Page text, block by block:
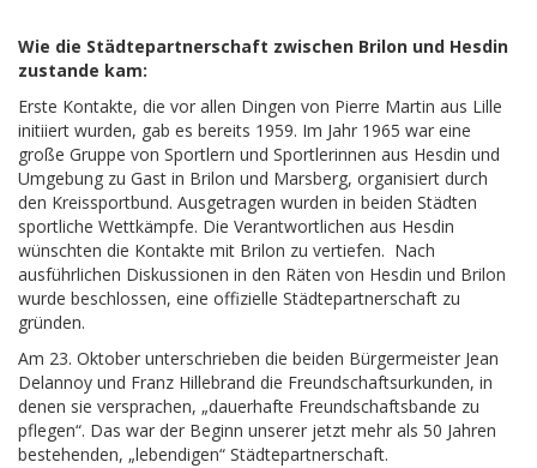
Wie die Städtepartnerschaft zwischen Brilon und Hesdin
zustande kam:
Erste Kontakte, die vor allen Dingen von Pierre Martin aus Lille
initiiert wurden, gab es bereits 1959. Im Jahr 1965 war eine
große Gruppe von Sportlern und Sportlerinnen aus Hesdin und
Umgebung zu Gast in Brilon und Marsberg, organisiert durch
den Kreissportbund. Ausgetragen wurden in beiden Städten
sportliche Wettkämpfe. Die Verantwortlichen aus Hesdin
wünschten die Kontakte mit Brilon zu vertiefen. Nach
ausführlichen Diskussionen in den Räten von Hesdin und Brilon
wurde beschlossen, eine offizielle Städtepartnerschaft zu
gründen.
Am 23. Oktober unterschrieben die beiden Bürgermeister Jean
Delannoy und Franz Hillebrand die Freundschaftsurkunden, in
denen sie versprachen, „dauerhafte Freundschaftsbande zu
pflegen“. Das war der Beginn unserer jetzt mehr als 50 Jahren
bestehenden, „lebendigen“ Städtepartnerschaft.